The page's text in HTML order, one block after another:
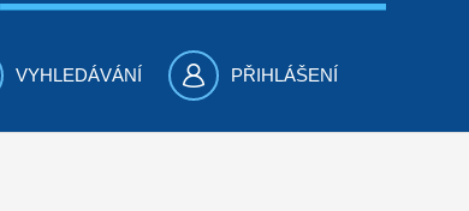
VYHLEDÁVÁNÍ PŘIHLÁŠENÍ